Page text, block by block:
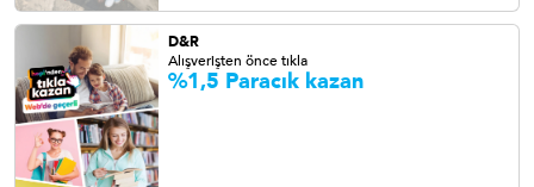
D&R
Alışverişten önce tıkla
%1,5 Paracık kazan